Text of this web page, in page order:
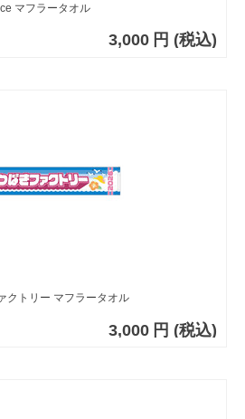
マフラータオル
3,000 円 (税込)
クトリー マフラータオル
3,000 円 (税込)